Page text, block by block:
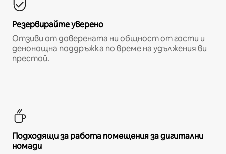
Резервирайте уверено
Отзиви от доверената ни общност от гости и
денонощна поддръжка по време на удължения ви
престой.
Подходящи за работа помещения за дигитални
номади